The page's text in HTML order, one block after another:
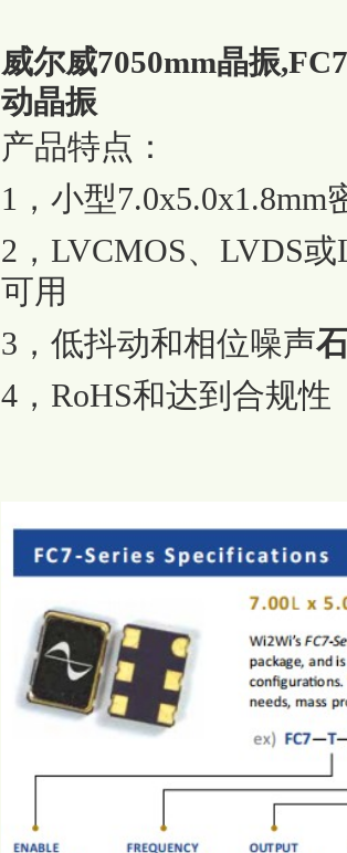
威尔威7050mm晶振
动晶振
产品特点：
1，小型7.0x5.0x1.8mm
2，LVCMOS、LVDS
可用
3，低抖动和相位噪声
4，RoHS和达到合规性